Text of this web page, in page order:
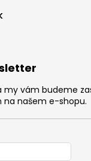
my vám budeme
našem e-shopu.